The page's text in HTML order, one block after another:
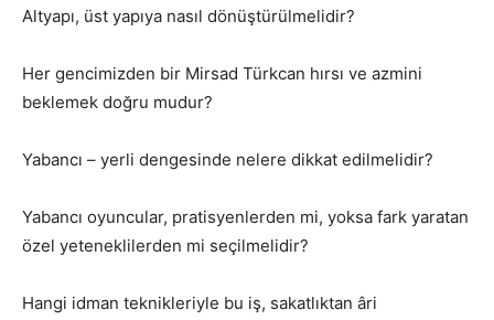
Altyapı, üst yapıya nasıl dönüştürülmelidir?
Her gencimizden bir Mirsad Türkcan hırsı ve azmini
beklemek doğru mudur?
Yabancı – yerli dengesinde nelere dikkat edilmelidir?
Yabancı oyuncular, pratisyenlerden mi, yoksa fark yaratan
özel yeteneklilerden mi seçilmelidir?
Hangi idman teknikleriyle bu iş, sakatlıktan âri